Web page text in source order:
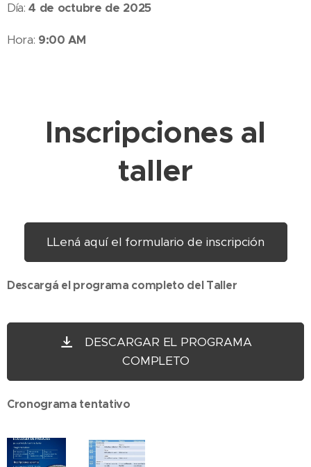
Día: 4 de octubre de 2025
Hora: 9:00 AM
Inscripciones al
taller
LLená aquí el formulario de inscripción
Descargá el programa completo del Taller
DESCARGAR EL PROGRAMA
COMPLETO
Cronograma tentativo